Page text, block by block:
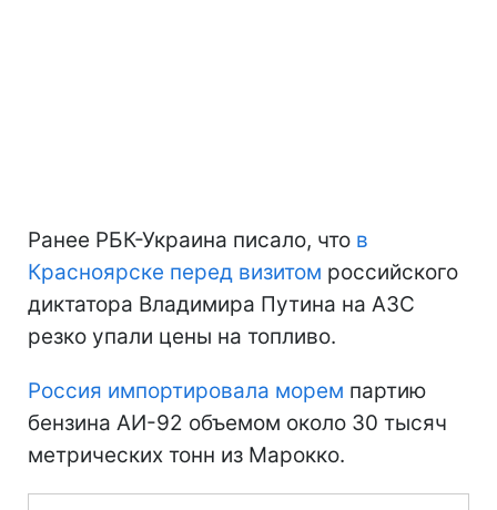
Ранее РБК-Украина писало, что в
Красноярске перед визитом российского
диктатора Владимира Путина на АЗС
резко упали цены на топливо.
Россия импортировала морем партию
бензина АИ-92 объемом около 30 тысяч
метрических тонн из Марокко.